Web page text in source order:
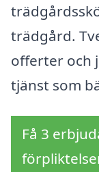
trädgård.
offerter och
tjänst som
Få 3